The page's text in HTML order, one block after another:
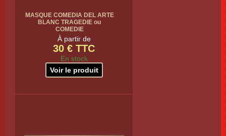
MASQUE COMEDIA DEL ARTE
BLANC TRAGEDIE ou
COMEDIE
À partir de
30 € TTC
En stock
Voir le produit